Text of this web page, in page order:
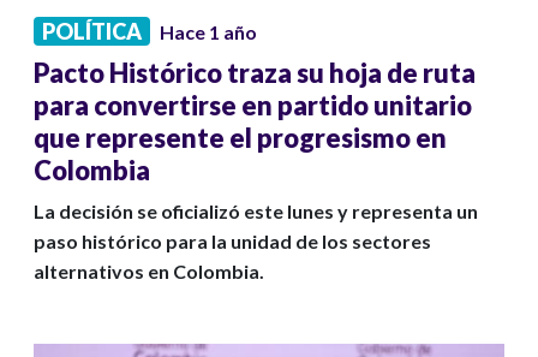
POLÍTICA Hace 1 año
Pacto Histórico traza su hoja de ruta
para convertirse en partido unitario
que represente el progresismo en
Colombia
La decisión se oficializó este lunes y representa un
paso histórico para la unidad de los sectores
alternativos en Colombia.